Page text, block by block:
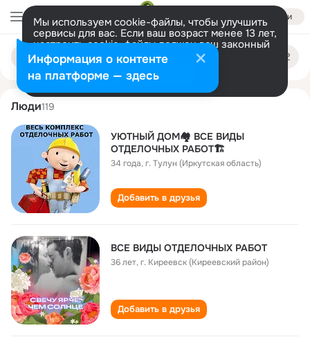
Войти
Мы используем cookie-файлы, чтобы улучшить
сервисы для вас. Если ваш возраст менее 13 лет,
настроить cookie-файлы должен ваш законный
представитель. Больше информации
Разрешить все Настроить
Поиск
людям
vse otdelochnykh
Люди119
УЮТНЫЙ ДОМ🏘 ВСЕ ВИДЫ
ОТДЕЛОЧНЫХ РАБОТ🏗
34 года,г. Тулун (Иркутская область)
Добавить в друзья
ВСЕ ВИДЫ ОТДЕЛОЧНЫХ РАБОТ
36 лет,г. Киреевск (Киреевский район)
Добавить в друзья
Информация о контенте
на платформе — здесь